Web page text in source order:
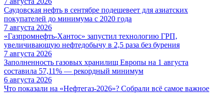
Саудовская нефть в сентябре подешевеет для азиатских
покупателей до минимума с 2020 года
7 августа 2026
«Газпромнефть-Хантос» запустил технологию ГРП,
увеличивающую нефтедобычу в 2,5 раза без бурения
7 августа 2026
Заполненность газовых хранилищ Европы на 1 августа
составила 57,11% — рекордный минимум
6 августа 2026
Что показали на «Нефтегаз-2026»? Собрали всё самое важное